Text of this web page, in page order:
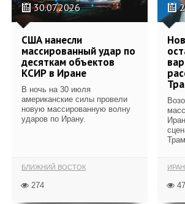
30.07.2026
США нанесли
массированный удар по
десяткам объектов
КСИР в Иране
В ночь на 30 июля
американские силы провели
новую массированную волну
ударов по Ирану.
БЛИЖНИЙ ВОСТОК
274
ИРАН